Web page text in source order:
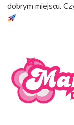
dobrym miejscu.